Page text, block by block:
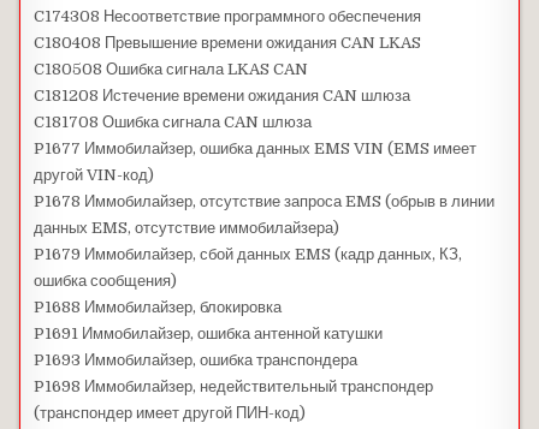
C174308 Несоответствие программного обеспечения
C180408 Превышение времени ожидания CAN LKAS
C180508 Ошибка сигнала LKAS CAN
C181208 Истечение времени ожидания CAN шлюза
C181708 Ошибка сигнала CAN шлюза
P1677 Иммобилайзер, ошибка данных EMS VIN (EMS имеет
другой VIN-код)
P1678 Иммобилайзер, отсутствие запроса EMS (обрыв в линии
данных EMS, отсутствие иммобилайзера)
P1679 Иммобилайзер, сбой данных EMS (кадр данных, КЗ,
ошибка сообщения)
P1688 Иммобилайзер, блокировка
P1691 Иммобилайзер, ошибка антенной катушки
P1693 Иммобилайзер, ошибка транспондера
P1698 Иммобилайзер, недействительный транспондер
(транспондер имеет другой ПИН-код)